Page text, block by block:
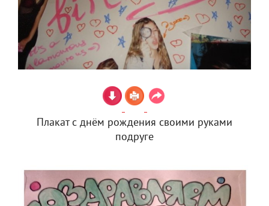
Плакат с днём рождения своими руками
подруге